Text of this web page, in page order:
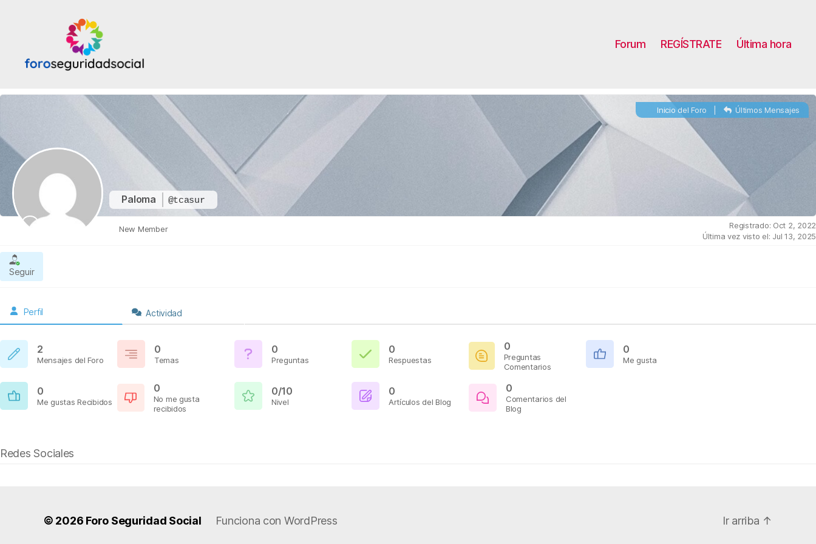
Forum REGÍSTRATE Última hora
Paloma @tcasur
Inicio del Foro Últimos Mensajes
New Member
Registrado: Oct 2, 2022
Última vez visto el: Jul 13, 2025
Seguir
Perfil Actividad
2
Mensajes del Foro
0
Temas
0
Preguntas
0
Respuestas
0
Preguntas
Comentarios
0
Me gusta
0
Me gustas Recibidos
0
No me gusta
recibidos
0/10
Nivel
0
Artículos del Blog
0
Comentarios del
Blog
Redes Sociales
© 2026 Foro Seguridad Social Funciona con WordPress Ir arriba ↑